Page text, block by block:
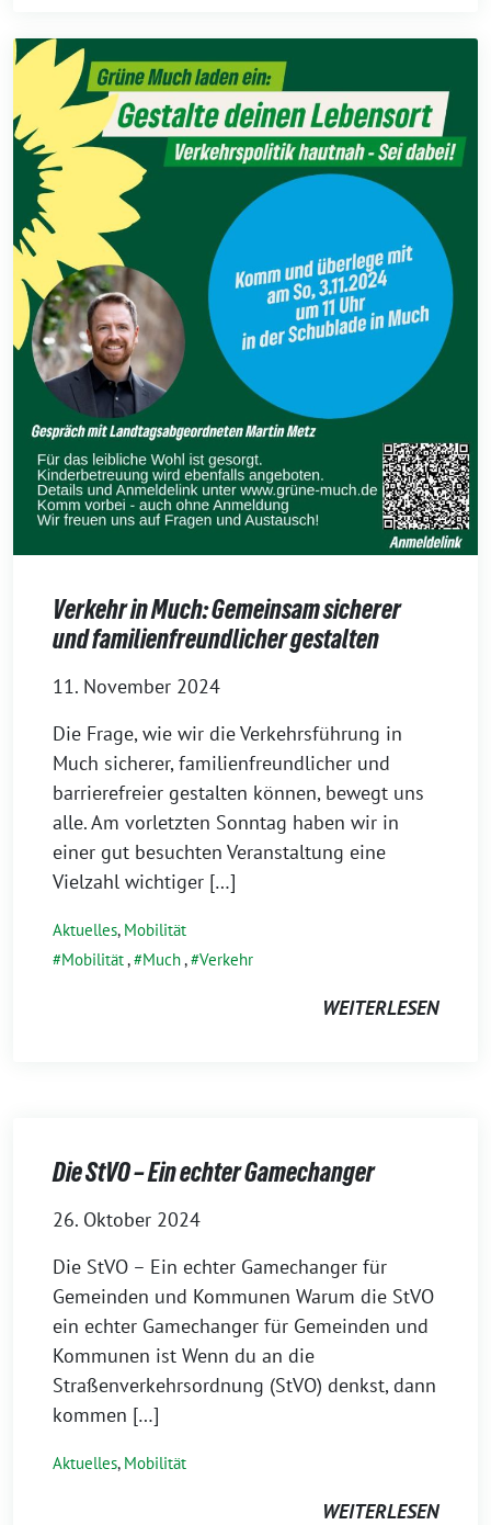
Verkehr in Much: Gemeinsam sicherer
und familienfreundlicher gestalten
11. November 2024
Die Frage, wie wir die Verkehrsführung in
Much sicherer, familienfreundlicher und
barrierefreier gestalten können, bewegt uns
alle. Am vorletzten Sonntag haben wir in
einer gut besuchten Veranstaltung eine
Vielzahl wichtiger […]
Aktuelles, Mobilität
Mobilität, Much, Verkehr
WEITERLESEN
Die StVO – Ein echter Gamechanger
26. Oktober 2024
Die StVO – Ein echter Gamechanger für
Gemeinden und Kommunen Warum die StVO
ein echter Gamechanger für Gemeinden und
Kommunen ist Wenn du an die
Straßenverkehrsordnung (StVO) denkst, dann
kommen […]
Aktuelles, Mobilität
WEITERLESEN